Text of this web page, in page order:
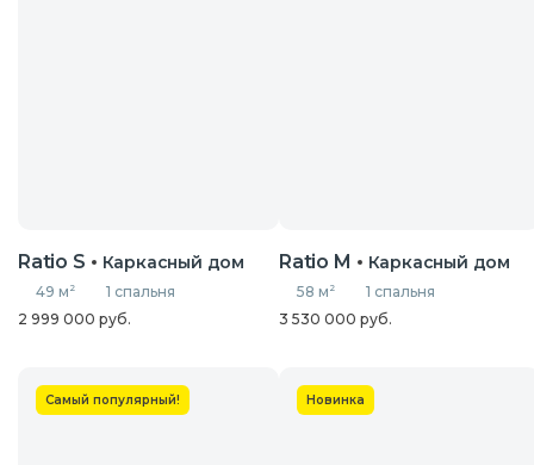
Ratio S Каркасный дом
49 м 2
1 спальня
2 999 000 руб.
Ratio M Каркасный дом
58 м 2
1 спальня
3 530 000 руб.
Самый популярный! Новинка